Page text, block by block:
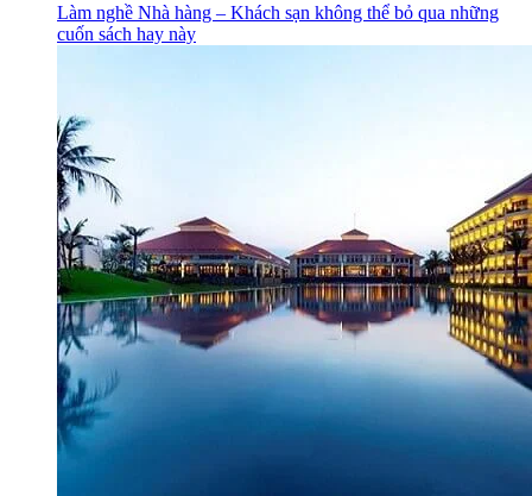
Làm nghề Nhà hàng – Khách sạn không thể bỏ qua những
cuốn sách hay này